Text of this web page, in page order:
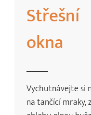
Střešní
okna
Vychutnávejte si
na tančící mraky,